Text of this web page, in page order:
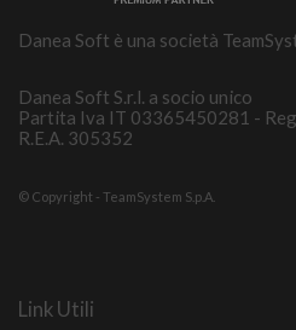
Danea Soft è una società
Danea Soft S.r.l. a socio unico
Partita Iva IT 03365450281 -
R.E.A. 305352
© Copyright - TeamSystem S.p.A.
Link Utili